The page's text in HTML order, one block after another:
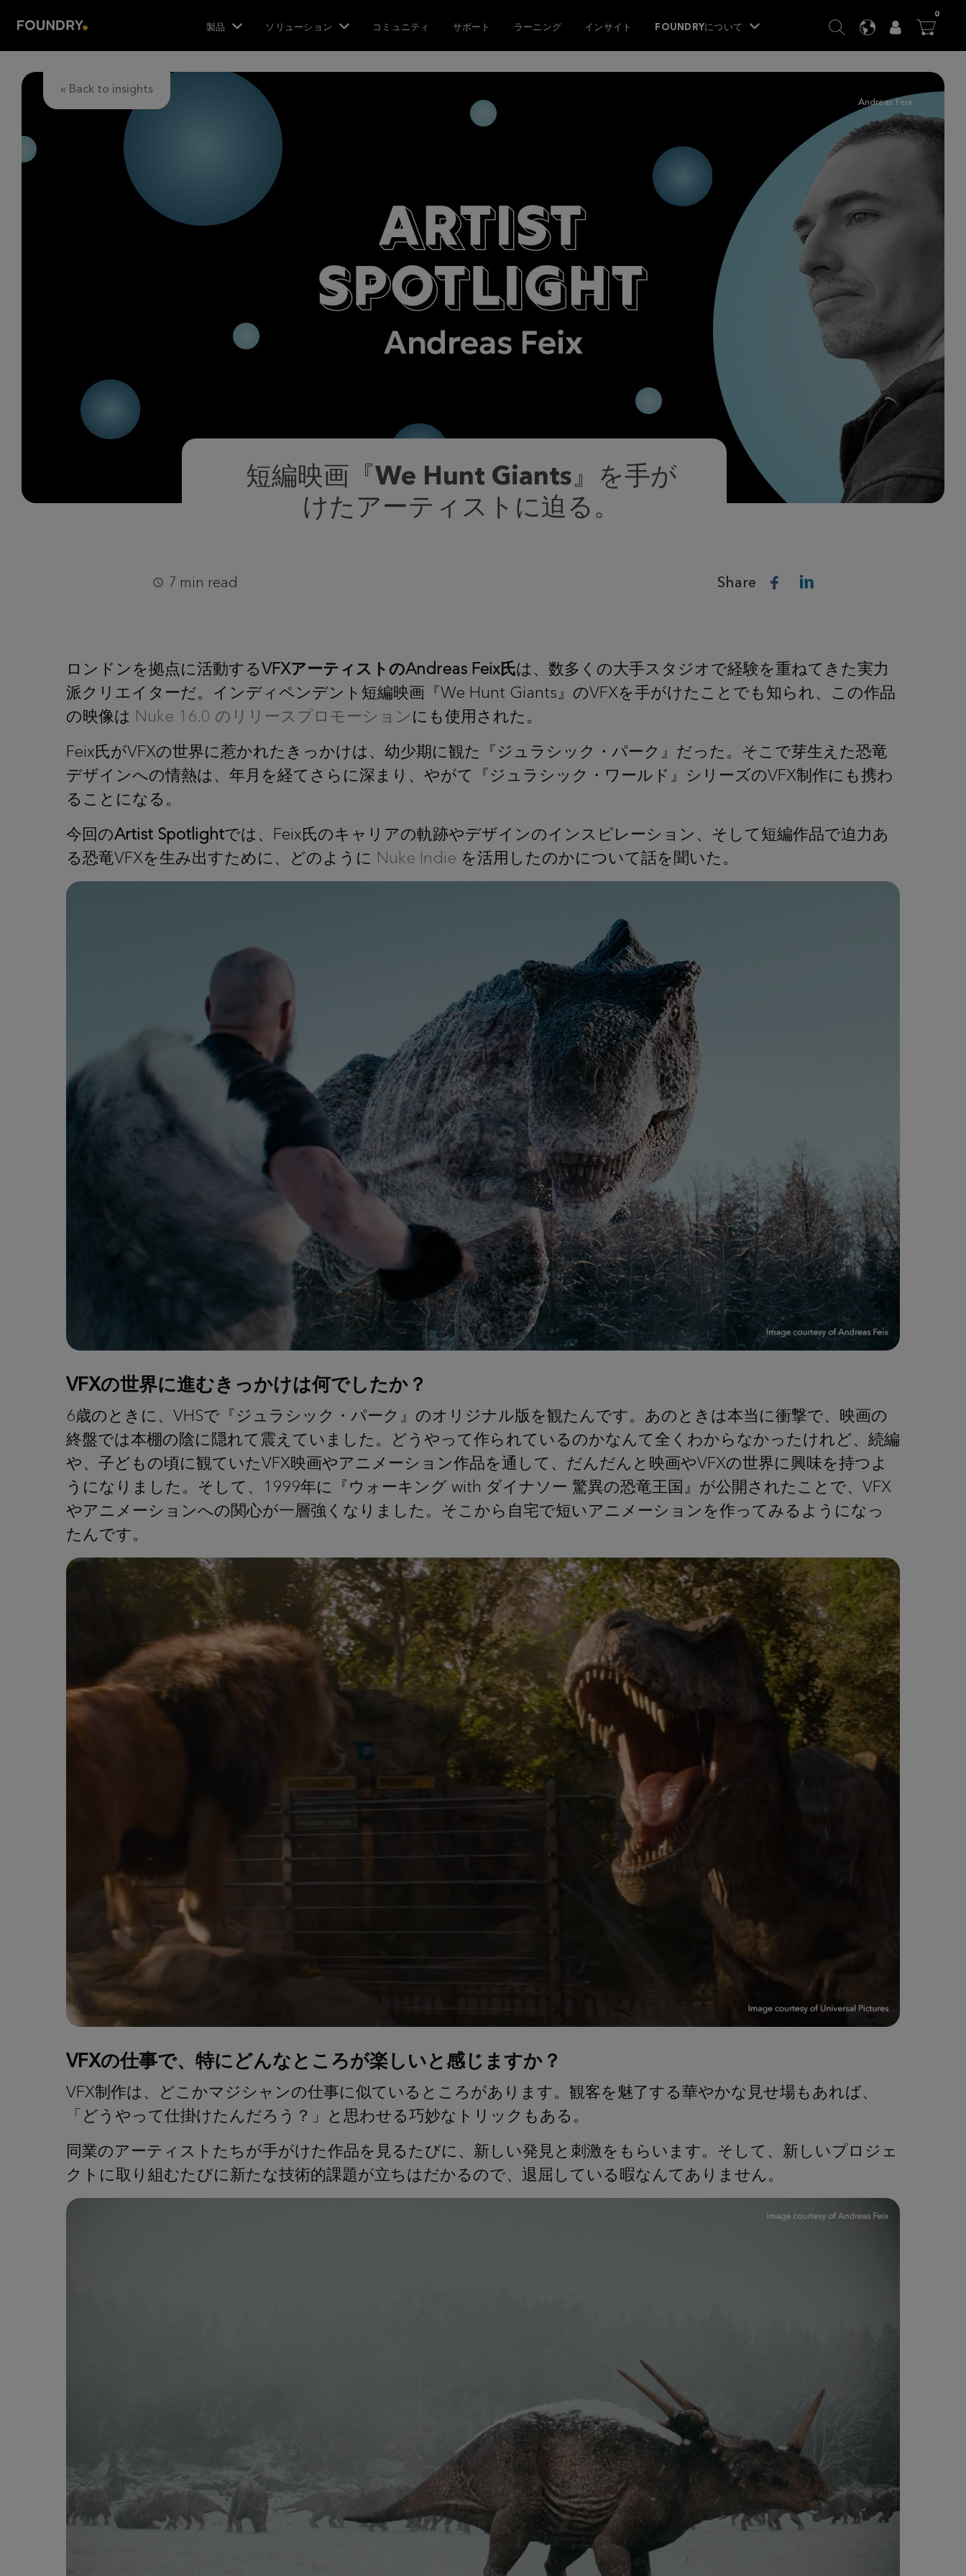
製品 ソリューション コミュニティ サポート ラーニング インサイト FOUNDRYについて  SEARCH
LANGUAGE
USER

0ITEMS
« Back to insights
Andreas Feix
短編映画『We Hunt Giants』を手が
けたアーティストに迫る。
7 min read Share
ロンドンを拠点に活動するVFXアーティストのAndreas Feix氏は、数多くの大手スタジオで経験を重ねてきた実力
派クリエイターだ。インディペンデント短編映画『We Hunt Giants』のVFXを手がけたことでも知られ、この作品
の映像は Nuke 16.0 のリリースプロモーションにも使用された。
Feix氏がVFXの世界に惹かれたきっかけは、幼少期に観た『ジュラシック・パーク』だった。そこで芽生えた恐竜
デザインへの情熱は、年月を経てさらに深まり、やがて『ジュラシック・ワールド』シリーズのVFX制作にも携わ
ることになる。
今回のArtist Spotlightでは、Feix氏のキャリアの軌跡やデザインのインスピレーション、そして短編作品で迫力あ
る恐竜VFXを生み出すために、どのように Nuke Indie を活用したのかについて話を聞いた。
VFXの世界に進むきっかけは何でしたか？
6歳のときに、VHSで『ジュラシック・パーク』のオリジナル版を観たんです。あのときは本当に衝撃で、映画の
終盤では本棚の陰に隠れて震えていました。どうやって作られているのかなんて全くわからなかったけれど、続編
や、子どもの頃に観ていたVFX映画やアニメーション作品を通して、だんだんと映画やVFXの世界に興味を持つよ
うになりました。そして、1999年に『ウォーキング with ダイナソー 驚異の恐竜王国』が公開されたことで、VFX
やアニメーションへの関心が一層強くなりました。そこから自宅で短いアニメーションを作ってみるようになっ
たんです。
VFXの仕事で、特にどんなところが楽しいと感じますか？
VFX制作は、どこかマジシャンの仕事に似ているところがあります。観客を魅了する華やかな見せ場もあれば、
「どうやって仕掛けたんだろう？」と思わせる巧妙なトリックもある。
同業のアーティストたちが手がけた作品を見るたびに、新しい発見と刺激をもらいます。そして、新しいプロジェ
クトに取り組むたびに新たな技術的課題が立ちはだかるので、退屈している暇なんてありません。